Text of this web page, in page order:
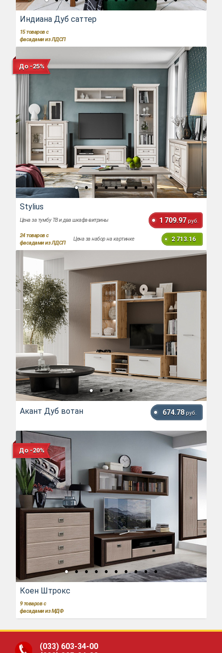
Индиана Дуб саттер
15товаров с
фасадами из ЛДСП
До -25%
Stylius
Цена за тумбу ТВ и два шкафа-витрины 1 709.97 руб.
24товаров с
фасадами из ЛДСП
Цена за набор на картинке 2 713.16
Акант Дуб вотан 674.78 руб.
До -20%
Коен Штрокс
9 товаров с
фасадами из МДФ
(033) 603-34-00